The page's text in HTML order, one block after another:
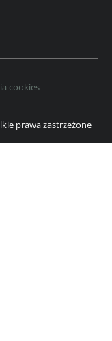
cookies
prawa zastrzeżone